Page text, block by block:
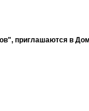
приглашаются в